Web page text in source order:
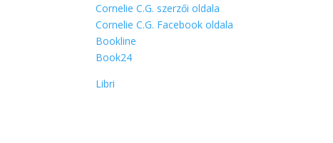
Cornelie C.G. szerzői oldala
Cornelie C.G. Facebook oldala
Bookline
Book24
Libri